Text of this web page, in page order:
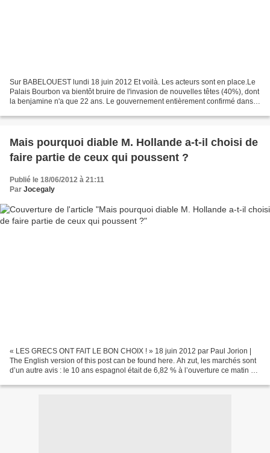
Sur BABELOUEST lundi 18 juin 2012 Et voilà. Les acteurs sont en place.Le
Palais Bourbon va bientôt bruire de l'invasion de nouvelles têtes (40%), dont
la benjamine n'a que 22 ans. Le gouvernement entièrement confirmé dans
Mais pourquoi diable M. Hollande a-t-il choisi de
faire partie de ceux qui poussent ?
Publié le 18/06/2012 à 21:11
Par Jocegaly
« LES GRECS ONT FAIT LE BON CHOIX ! » 18 juin 2012 par Paul Jorion |
The English version of this post can be found here. Ah zut, les marchés sont
d’un autre avis : le 10 ans espagnol était de 6,82 % à l’ouverture ce matin et